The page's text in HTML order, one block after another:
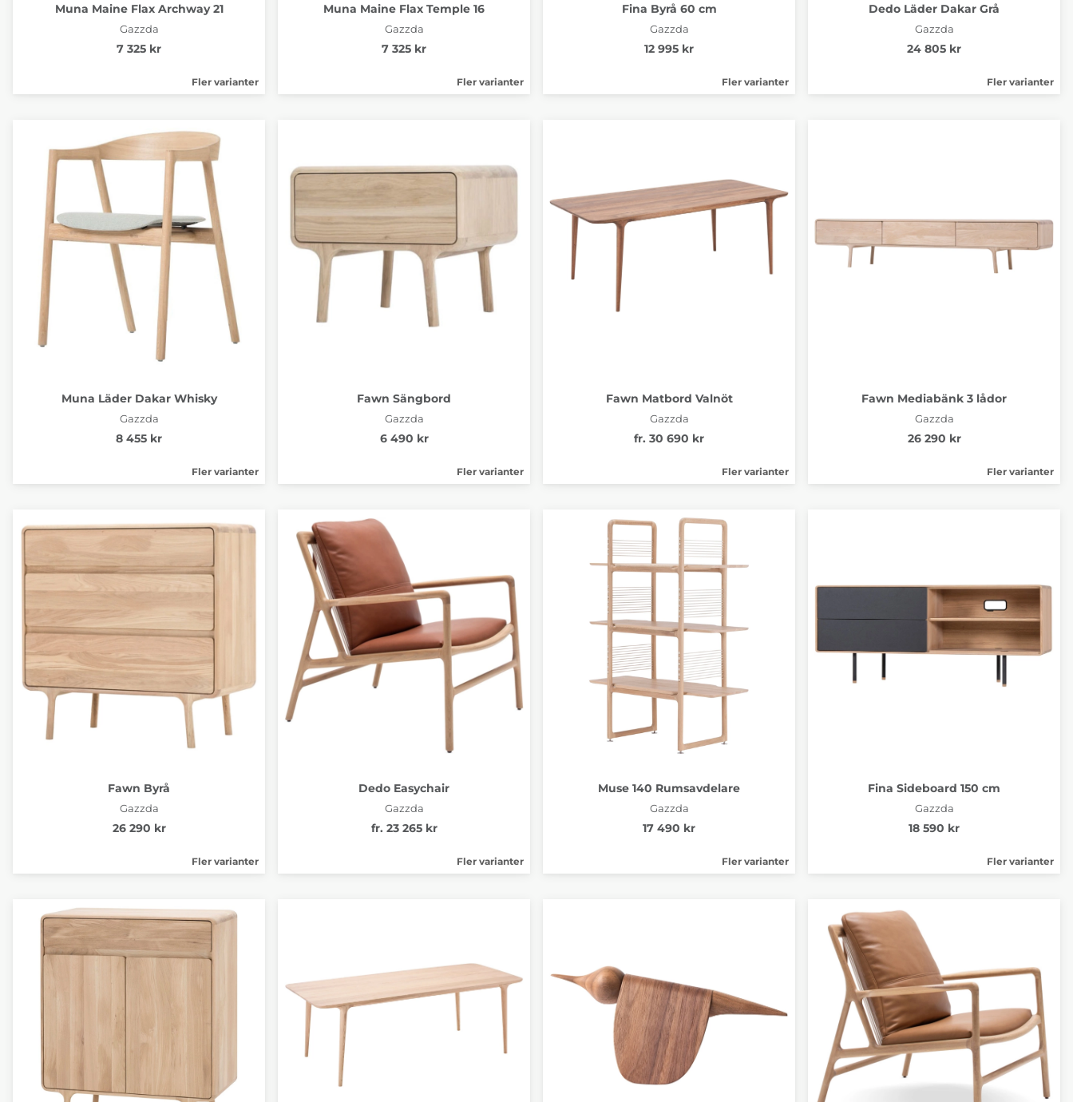
Muna Maine Flax Archway 21
Gazzda
7 325 kr
Fler varianter
Muna Maine Flax Temple 16
Gazzda
7 325 kr
Fler varianter
Fina Byrå 60 cm
Gazzda
12 995 kr
Fler varianter
Dedo Läder Dakar Grå
Gazzda
24 805 kr
Fler varianter
Muna Läder Dakar Whisky
Gazzda
8 455 kr
Fler varianter
Fawn Sängbord
Gazzda
6 490 kr
Fler varianter
Fawn Matbord Valnöt
Gazzda
fr. 30 690 kr
Fler varianter
Fawn Mediabänk 3 lådor
Gazzda
26 290 kr
Fler varianter
Fawn Byrå
Gazzda
26 290 kr
Fler varianter
Dedo Easychair
Gazzda
fr. 23 265 kr
Fler varianter
Muse 140 Rumsavdelare
Gazzda
17 490 kr
Fler varianter
Fina Sideboard 150 cm
Gazzda
18 590 kr
Fler varianter